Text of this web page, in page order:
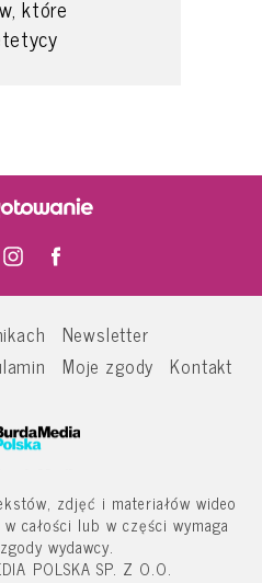
które
Newsletter
Moje zgody Kontakt
zdjęć i materiałów wideo
całości lub w części wymaga
wydawcy.
POLSKA SP. Z O.O.